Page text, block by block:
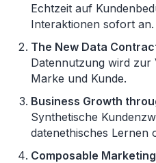
Echtzeit auf
Interaktionen sofort an.
The New Data
Datennutzung wird zur
Marke und Kunde.
Business Growth
Synthetische
datenethisches Lernen
Composable